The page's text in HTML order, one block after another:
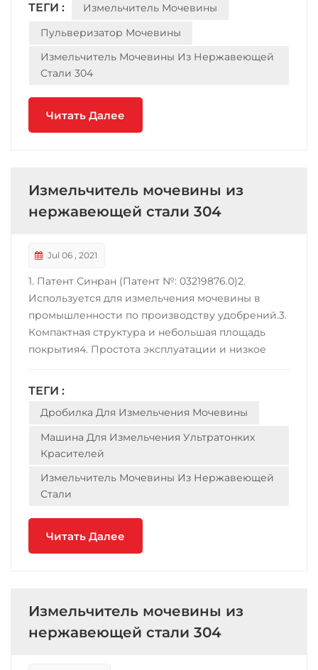
Износостойкость 6. Мало порошка на входе или
выходе. 7. Материалом станка может быть
ТЕГИ :
Измельчитель Мочевины
Пульверизатор Мочевины
Измельчитель Мочевины Из Нержавеющей
Стали 304
Читать Далее
Измельчитель мочевины из
нержавеющей стали 304
Jul 06 , 2021
1. Патент Синран (Патент №: 03219876.0)2.
Используется для измельчения мочевины в
промышленности по производству удобрений.3.
Компактная структура и небольшая площадь
покрытия4. Простота эксплуатации и низкое
способность с высокой эффективностью;
выходе. 7. Материалом станка может быть
углеродистая сталь, контакт...
ТЕГИ :
Дробилка Для Измельчения Мочевины
Машина Для Измельчения Ультратонких
Красителей
Измельчитель Мочевины Из Нержавеющей
Стали
Читать Далее
Измельчитель мочевины из
нержавеющей стали 304